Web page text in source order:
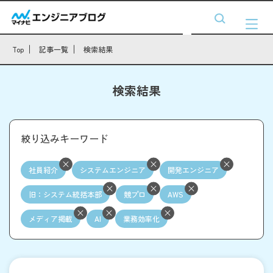
Top 記事一覧 検索結果
検索結果
絞り込みキーワード
社員紹介 システムエンジニア 開発エンジニア
旧：システム統括本部 競プロ AWS
メディア掲載 AI 業務効率化